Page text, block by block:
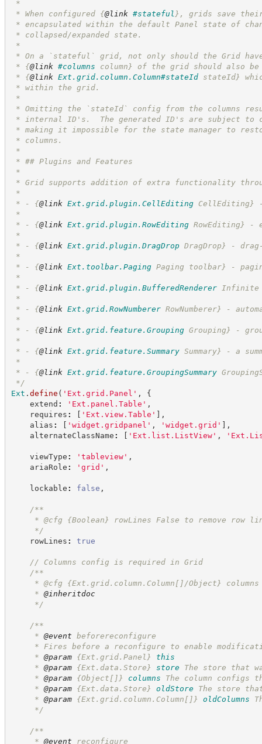
*
* When configured {@link #stateful } , grids save
* encapsulated within the default Panel state of
* collapsed/expanded state.
*
* On a `stateful` grid, not only should the Grid
* {@link #columns column} of the grid should also
* {@link Ext.grid.column.Column#stateId stateId}
* within the grid.
*
* Omitting the `stateId` config from the columns
* internal ID's.  The generated ID's are subject to
* making it impossible for the state manager to
* columns.
*
* ## Plugins and Features
*
* Grid supports addition of extra functionality
*
* - {@link Ext.grid.plugin.CellEditing CellEditing}
*
* - {@link Ext.grid.plugin.RowEditing RowEditing} -
*
* - {@link Ext.grid.plugin.DragDrop DragDrop} -
*
* - {@link Ext.toolbar.Paging Paging toolbar} -
*
* - {@link Ext.grid.plugin.BufferedRenderer Infinite
*
* - {@link Ext.grid.RowNumberer RowNumberer} -
*
* - {@link Ext.grid.feature.Grouping Grouping} -
*
* - {@link Ext.grid.feature.Summary Summary} - a
*
* - {@link Ext.grid.feature.GroupingSummary
*/
Ext . define ( ' Ext.grid.Panel ' ,
{
extend : ' Ext.panel.Table ' ,
requires : [ ' Ext.view.Table ' ] ,
alias : [ ' widget.gridpanel ' , ' widget.grid ' ] ,
alternateClassName : [ ' Ext.list.ListView' , '
viewType : ' tableview' ,
ariaRole : ' grid ' ,
lockable : false ,
/**
* @cfg {Boolean}
rowLines False to remove row
*/
rowLines : true
// Columns config is required in Grid
/**
* @cfg {Ext.grid.column.Column[]/Object} columns
* @inheritdoc
*/
/**
* @event beforereconfigure
* Fires before a reconfigure to enable
* @param {Ext.grid.Panel}
this
* @param {Ext.data.Store} store
The store that
* @param {Object[]} columns
The column configs
* @param {Ext.data.Store} oldStore
The store
* @param {Ext.grid.column.Column[]} oldColumns
*/
/**
* @event reconfigure